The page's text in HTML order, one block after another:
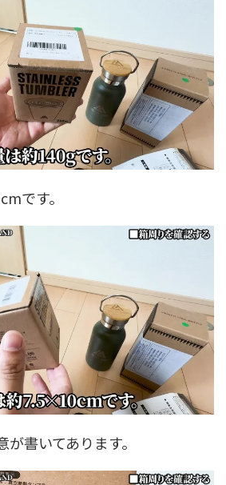
です。
書いてあります。